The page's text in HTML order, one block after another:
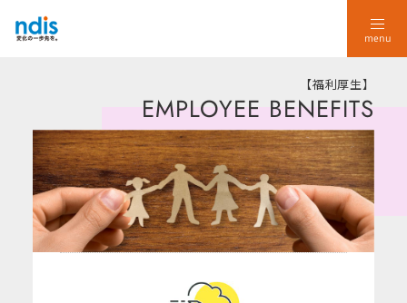
人材育成・新人研修
Benefits 福利厚生
menu
【福利厚生】
EMPLOYEE BENEFITS